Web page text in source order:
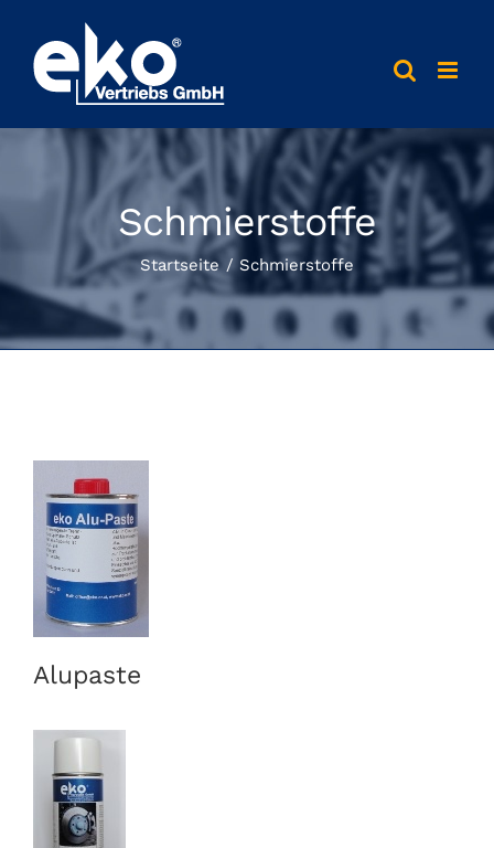
content
Schmierstoffe
Startseite Schmierstoffe
Alupaste